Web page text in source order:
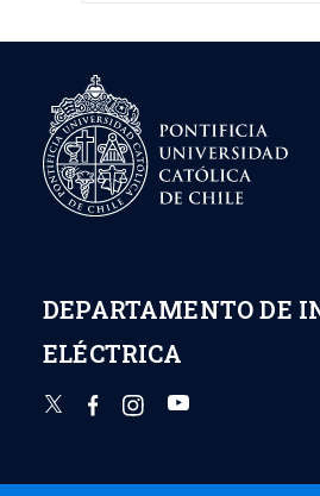
DEPARTAMENTO DE
ELÉCTRICA